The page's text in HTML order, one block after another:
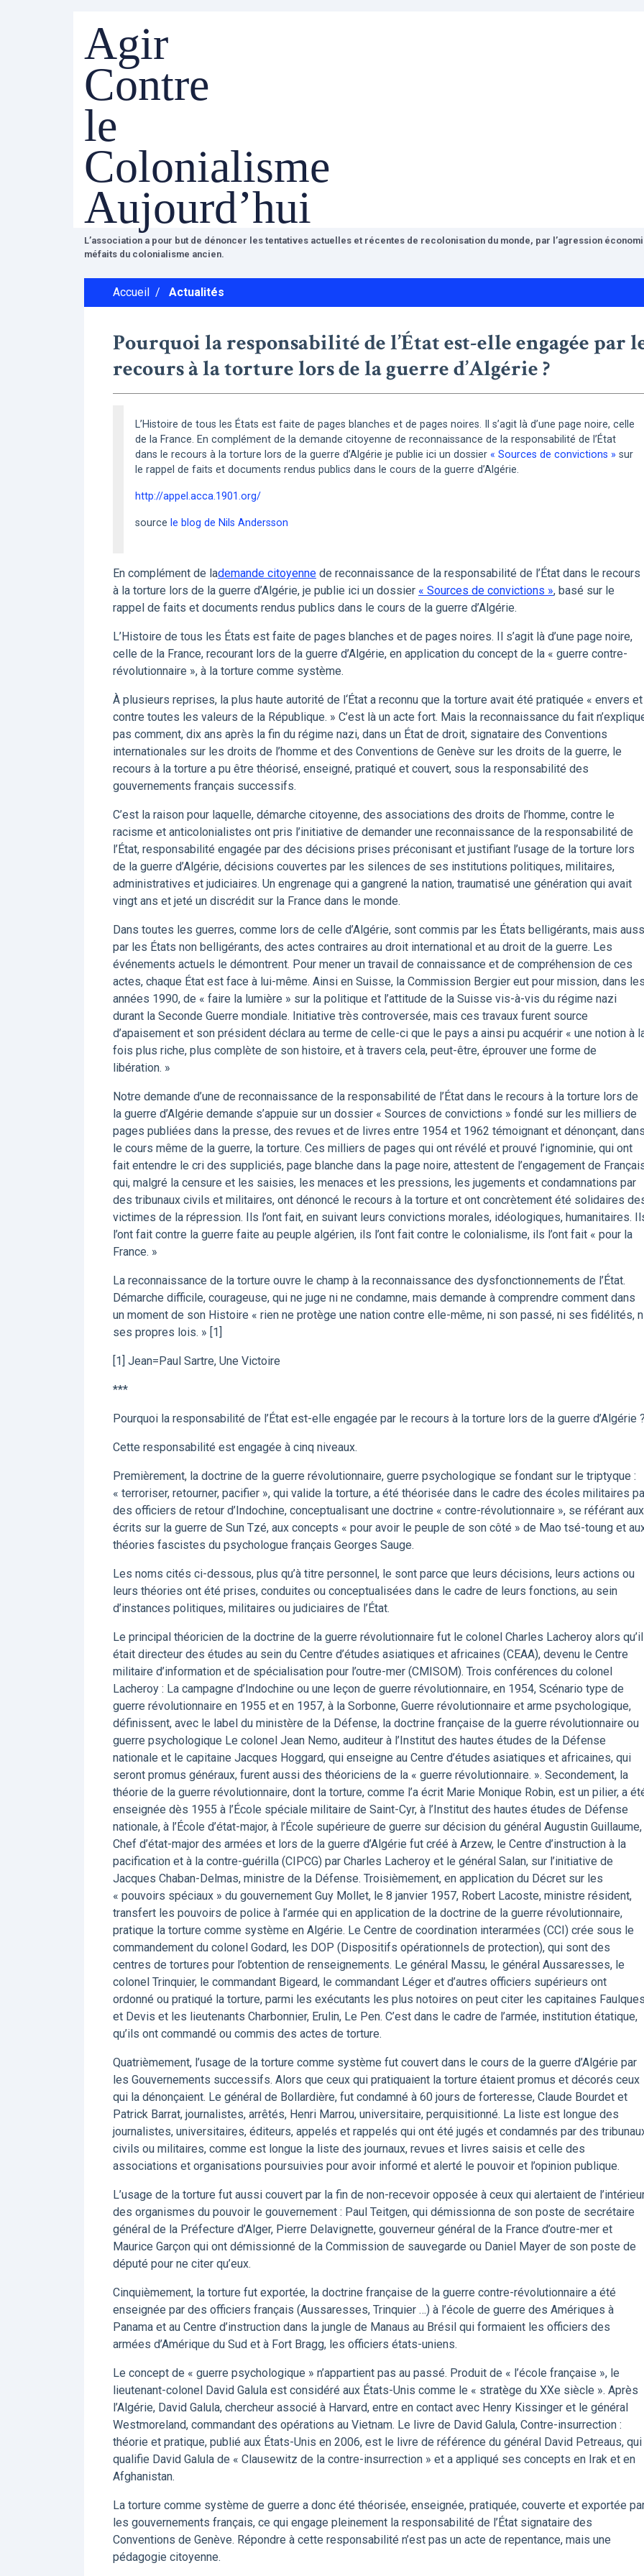
Agir
Contre
le
Colonialisme
Aujourd’hui
L’association a pour but de dénoncer les tentatives actuelles et récentes de recolonisation du monde, par l’agression
méfaits du colonialisme ancien.
Accueil / Actualités
Pourquoi la responsabilité de l’État est-elle engagée par
recours à la torture lors de la guerre d’Algérie ?
L’Histoire de tous les États est faite de pages blanches et de pages noires. Il s’agit là d’une page noire, celle
de la France. En complément de la demande citoyenne de reconnaissance de la responsabilité de l’État
dans le recours à la torture lors de la guerre d’Algérie je publie ici un dossier « Sources de convictions » sur
le rappel de faits et documents rendus publics dans le cours de la guerre d’Algérie.
http://appel.acca.1901.org/
source le blog de Nils Andersson
En complément de lademande citoyenne de reconnaissance de la responsabilité de l’État dans le recours
à la torture lors de la guerre d’Algérie, je publie ici un dossier « Sources de convictions », basé sur le
rappel de faits et documents rendus publics dans le cours de la guerre d’Algérie.
L’Histoire de tous les États est faite de pages blanches et de pages noires. Il s’agit là d’une page noire,
celle de la France, recourant lors de la guerre d’Algérie, en application du concept de la « guerre contre-
révolutionnaire », à la torture comme système.
À plusieurs reprises, la plus haute autorité de l‘État a reconnu que la torture avait été pratiquée « envers et
contre toutes les valeurs de la République. » C’est là un acte fort. Mais la reconnaissance du fait
pas comment, dix ans après la fin du régime nazi, dans un État de droit, signataire des Conventions
internationales sur les droits de l’homme et des Conventions de Genève sur les droits de la guerre, le
recours à la torture a pu être théorisé, enseigné, pratiqué et couvert, sous la responsabilité des
gouvernements français successifs.
C’est la raison pour laquelle, démarche citoyenne, des associations des droits de l’homme, contre le
racisme et anticolonialistes ont pris l’initiative de demander une reconnaissance de la responsabilité de
l’État, responsabilité engagée par des décisions prises préconisant et justifiant l’usage de la torture lors
de la guerre d’Algérie, décisions couvertes par les silences de ses institutions politiques, militaires,
administratives et judiciaires. Un engrenage qui a gangrené la nation, traumatisé une génération qui avait
vingt ans et jeté un discrédit sur la France dans le monde.
Dans toutes les guerres, comme lors de celle d’Algérie, sont commis par les États belligérants, mais
par les États non belligérants, des actes contraires au droit international et au droit de la guerre. Les
événements actuels le démontrent. Pour mener un travail de connaissance et de compréhension de ces
actes, chaque État est face à lui-même. Ainsi en Suisse, la Commission Bergier eut pour mission, dans
années 1990, de « faire la lumière » sur la politique et l’attitude de la Suisse vis-à-vis du régime nazi
durant la Seconde Guerre mondiale. Initiative très controversée, mais ces travaux furent source
d’apaisement et son président déclara au terme de celle-ci que le pays a ainsi pu acquérir « une notion à
fois plus riche, plus complète de son histoire, et à travers cela, peut-être, éprouver une forme de
libération. »
Notre demande d’une de reconnaissance de la responsabilité de l’État dans le recours à la torture lors de
la guerre d’Algérie demande s’appuie sur un dossier « Sources de convictions » fondé sur les milliers de
pages publiées dans la presse, des revues et de livres entre 1954 et 1962 témoignant et dénonçant,
le cours même de la guerre, la torture. Ces milliers de pages qui ont révélé et prouvé l’ignominie, qui ont
fait entendre le cri des suppliciés, page blanche dans la page noire, attestent de l’engagement de
qui, malgré la censure et les saisies, les menaces et les pressions, les jugements et condamnations par
des tribunaux civils et militaires, ont dénoncé le recours à la torture et ont concrètement été solidaires
victimes de la répression. Ils l’ont fait, en suivant leurs convictions morales, idéologiques, humanitaires.
l’ont fait contre la guerre faite au peuple algérien, ils l’ont fait contre le colonialisme, ils l’ont fait « pour la
France. »
La reconnaissance de la torture ouvre le champ à la reconnaissance des dysfonctionnements de l’État.
Démarche difficile, courageuse, qui ne juge ni ne condamne, mais demande à comprendre comment dans
un moment de son Histoire « rien ne protège une nation contre elle-même, ni son passé, ni ses fidélités,
ses propres lois. » [1]
[1] Jean=Paul Sartre, Une Victoire
***
Pourquoi la responsabilité de l’État est-elle engagée par le recours à la torture lors de la guerre d’Algérie
Cette responsabilité est engagée à cinq niveaux.
Premièrement, la doctrine de la guerre révolutionnaire, guerre psychologique se fondant sur le triptyque :
« terroriser, retourner, pacifier », qui valide la torture, a été théorisée dans le cadre des écoles militaires
des officiers de retour d’Indochine, conceptualisant une doctrine « contre-révolutionnaire », se référant aux
écrits sur la guerre de Sun Tzé, aux concepts « pour avoir le peuple de son côté » de Mao tsé-toung et
théories fascistes du psychologue français Georges Sauge.
Les noms cités ci-dessous, plus qu’à titre personnel, le sont parce que leurs décisions, leurs actions ou
leurs théories ont été prises, conduites ou conceptualisées dans le cadre de leurs fonctions, au sein
d’instances politiques, militaires ou judiciaires de l’État.
Le principal théoricien de la doctrine de la guerre révolutionnaire fut le colonel Charles Lacheroy alors qu’il
était directeur des études au sein du Centre d’études asiatiques et africaines (CEAA), devenu le Centre
militaire d’information et de spécialisation pour l’outre-mer (CMISOM). Trois conférences du colonel
Lacheroy : La campagne d’Indochine ou une leçon de guerre révolutionnaire, en 1954, Scénario type de
guerre révolutionnaire en 1955 et en 1957, à la Sorbonne, Guerre révolutionnaire et arme psychologique,
définissent, avec le label du ministère de la Défense, la doctrine française de la guerre révolutionnaire ou
guerre psychologique Le colonel Jean Nemo, auditeur à l’Institut des hautes études de la Défense
nationale et le capitaine Jacques Hoggard, qui enseigne au Centre d’études asiatiques et africaines, qui
seront promus généraux, furent aussi des théoriciens de la « guerre révolutionnaire. ». Secondement, la
théorie de la guerre révolutionnaire, dont la torture, comme l’a écrit Marie Monique Robin, est un pilier, a
enseignée dès 1955 à l’École spéciale militaire de Saint-Cyr, à l’Institut des hautes études de Défense
nationale, à l’École d’état-major, à l’École supérieure de guerre sur décision du général Augustin Guillaume,
Chef d’état-major des armées et lors de la guerre d’Algérie fut créé à Arzew, le Centre d’instruction à la
pacification et à la contre-guérilla (CIPCG) par Charles Lacheroy et le général Salan, sur l’initiative de
Jacques Chaban-Delmas, ministre de la Défense. Troisièmement, en application du Décret sur les
« pouvoirs spéciaux » du gouvernement Guy Mollet, le 8 janvier 1957, Robert Lacoste, ministre résident,
transfert les pouvoirs de police à l’armée qui en application de la doctrine de la guerre révolutionnaire,
pratique la torture comme système en Algérie. Le Centre de coordination interarmées (CCI) crée sous le
commandement du colonel Godard, les DOP (Dispositifs opérationnels de protection), qui sont des
centres de tortures pour l’obtention de renseignements. Le général Massu, le général Aussaresses, le
colonel Trinquier, le commandant Bigeard, le commandant Léger et d’autres officiers supérieurs ont
ordonné ou pratiqué la torture, parmi les exécutants les plus notoires on peut citer les capitaines
et Devis et les lieutenants Charbonnier, Erulin, Le Pen. C’est dans le cadre de l’armée, institution étatique,
qu’ils ont commandé ou commis des actes de torture.
Quatrièmement, l’usage de la torture comme système fut couvert dans le cours de la guerre d’Algérie par
les Gouvernements successifs. Alors que ceux qui pratiquaient la torture étaient promus et décorés ceux
qui la dénonçaient. Le général de Bollardière, fut condamné à 60 jours de forteresse, Claude Bourdet et
Patrick Barrat, journalistes, arrêtés, Henri Marrou, universitaire, perquisitionné. La liste est longue des
journalistes, universitaires, éditeurs, appelés et rappelés qui ont été jugés et condamnés par des
civils ou militaires, comme est longue la liste des journaux, revues et livres saisis et celle des
associations et organisations poursuivies pour avoir informé et alerté le pouvoir et l’opinion publique.
L’usage de la torture fut aussi couvert par la fin de non-recevoir opposée à ceux qui alertaient de
des organismes du pouvoir le gouvernement : Paul Teitgen, qui démissionna de son poste de secrétaire
général de la Préfecture d’Alger, Pierre Delavignette, gouverneur général de la France d’outre-mer et
Maurice Garçon qui ont démissionné de la Commission de sauvegarde ou Daniel Mayer de son poste de
député pour ne citer qu’eux.
Cinquièmement, la torture fut exportée, la doctrine française de la guerre contre-révolutionnaire a été
enseignée par des officiers français (Aussaresses, Trinquier …) à l’école de guerre des Amériques à
Panama et au Centre d’instruction dans la jungle de Manaus au Brésil qui formaient les officiers des
armées d’Amérique du Sud et à Fort Bragg, les officiers états-uniens.
Le concept de « guerre psychologique » n’appartient pas au passé. Produit de « l’école française », le
lieutenant-colonel David Galula est considéré aux États-Unis comme le « stratège du XXe siècle ». Après
l’Algérie, David Galula, chercheur associé à Harvard, entre en contact avec Henry Kissinger et le général
Westmoreland, commandant des opérations au Vietnam. Le livre de David Galula, Contre-insurrection :
théorie et pratique, publié aux États-Unis en 2006, est le livre de référence du général David Petreaus, qui
qualifie David Galula de « Clausewitz de la contre-insurrection » et a appliqué ses concepts en Irak et en
Afghanistan.
La torture comme système de guerre a donc été théorisée, enseignée, pratiquée, couverte et exportée
les gouvernements français, ce qui engage pleinement la responsabilité de l’État signataire des
Conventions de Genève. Répondre à cette responsabilité n’est pas un acte de repentance, mais une
pédagogie citoyenne.